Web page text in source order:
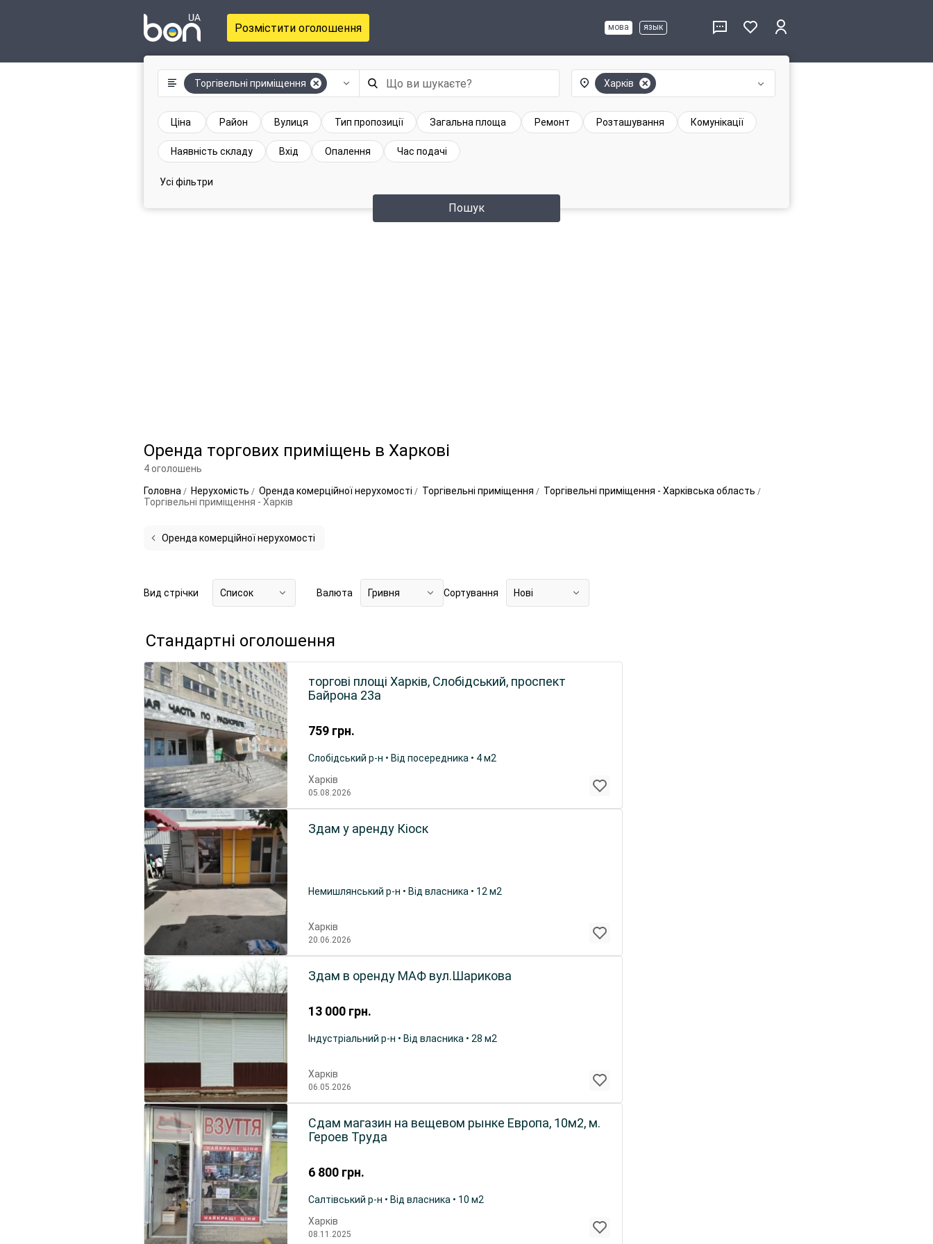
Розмістити оголошення мова язык
Торгівельні приміщення Харків
Пошук
Ціна Район Вулиця Тип пропозиції Загальна площа Ремонт Розташування Комунікації
Наявність складу Вхід Опалення Час подачі
Усі фільтри
Оренда торгових приміщень в Харкові
4 оголошень
Головна
Нерухомість Оренда комерційної нерухомості Торгівельні приміщення
Торгівельні приміщення - Харківська область
Торгівельні приміщення - Харків
Оренда комерційної нерухомості
Вид стрічки Список Валюта Гривня Сортування Нові
Стандартні оголошення
759 грн.
торгові площі Харків, Слобідський, проспект
Байрона 23а
Слобідський р-н • Від посередника • 4 м2
Харків
05.08.2026
Здам у аренду Кіоск
Немишлянський р-н • Від власника • 12 м2
Харків
20.06.2026
13 000 грн.
Здам в оренду МАФ вул.Шарикова
Індустріальний р-н • Від власника • 28 м2
Харків
06.05.2026
6 800 грн.
Сдам магазин на вещевом рынке Европа, 10м2, м.
Героев Труда
Салтівський р-н • Від власника • 10 м2
Харків
08.11.2025